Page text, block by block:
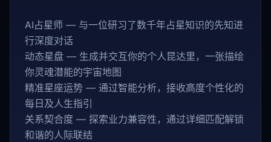
AI占星师 — 与一位研习了数千年占星知识的先知进
行深度对话
动态星盘 — 生成并交互你的个人昆达里，一张描绘
你灵魂潜能的宇宙地图
精准星座运势 — 通过智能分析，接收高度个性化的
每日及人生指引
关系契合度 — 探索业力兼容性，通过详细匹配解锁
和谐的人际联结